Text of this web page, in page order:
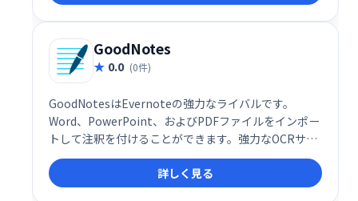
GoodNotes
0.0 (0件)
GoodNotesはEvernoteの強力なライバルです。
Word、PowerPoint、およびPDFファイルをインポー
トして注釈を付けることができます。強力なOCRサポ
ートにより、手書きのメモ、フォルダータイトル、ド
キュメントアウトライン、および入力したテキストを
検索できます。
詳しく見る